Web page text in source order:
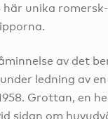
unika
av det
ledning av
Grottan, en
sidan om